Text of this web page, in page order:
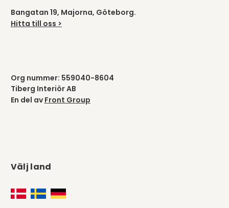
Bangatan 19, Majorna, Göteborg.
Hitta till oss >
Org nummer: 559040-8604
Tiberg Interiör AB
En del av Front Group
Välj land